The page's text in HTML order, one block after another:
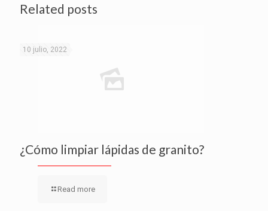
Related posts
10 julio, 2022
¿Cómo limpiar lápidas de granito?
Read more